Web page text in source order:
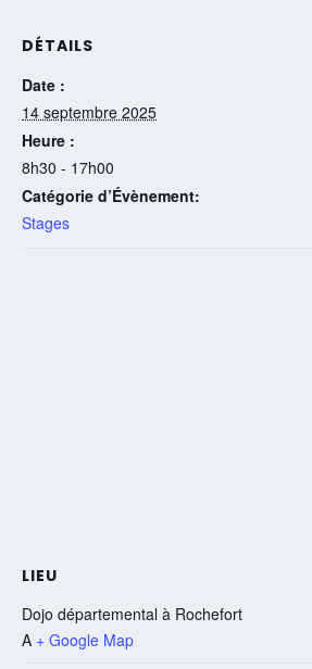
DÉTAILS
Date :
14 septembre 2025
Heure :
8h30 - 17h00
Catégorie d’Évènement:
Stages
LIEU
Dojo départemental à Rochefort
A + Google Map